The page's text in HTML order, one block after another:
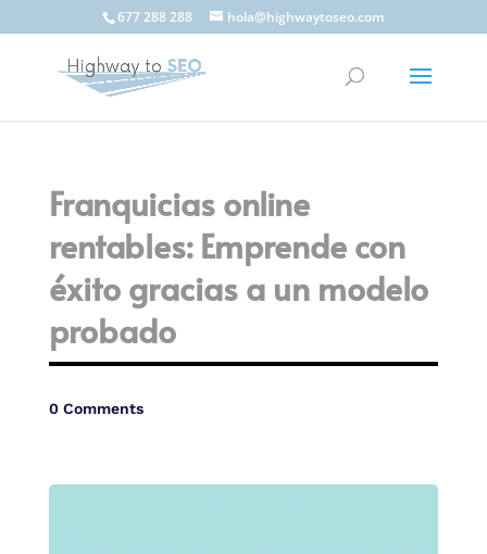
677 288 288 hola@highwaytoseo.com
Franquicias online
rentables: Emprende con
éxito gracias a un modelo
probado
0 Comments